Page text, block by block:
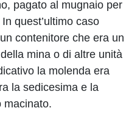
pagato al mugnaio per
quest’ultimo caso
contenitore che era un
mina o di altre unità
la molenda era
la sedicesima e la
macinato.